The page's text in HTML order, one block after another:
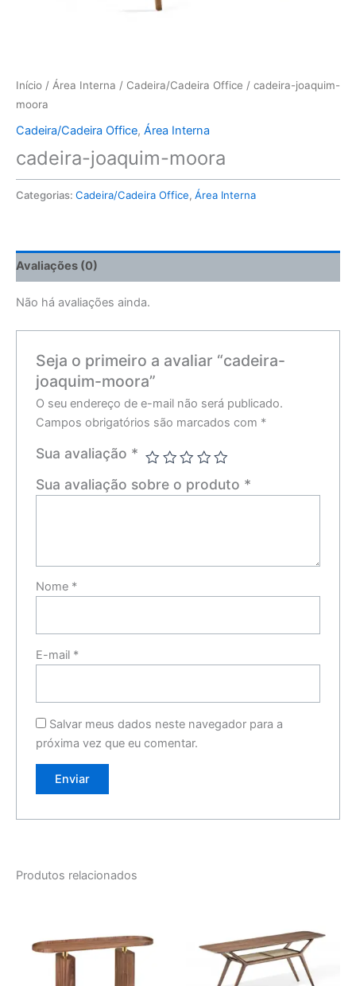
Início / Área Interna / Cadeira/Cadeira Office / cadeira-joaquim-
moora
Cadeira/Cadeira Office, Área Interna
cadeira-joaquim-moora
Categorias: Cadeira/Cadeira Office, Área Interna
Avaliações (0)
Não há avaliações ainda.
Seja o primeiro a avaliar “cadeira-
joaquim-moora”
O seu endereço de e-mail não será publicado.
Campos obrigatórios são marcados com *
Sua avaliação *
Sua avaliação sobre o produto *
Nome *
E-mail *
Salvar meus dados neste navegador para a
próxima vez que eu comentar.
Produtos relacionados